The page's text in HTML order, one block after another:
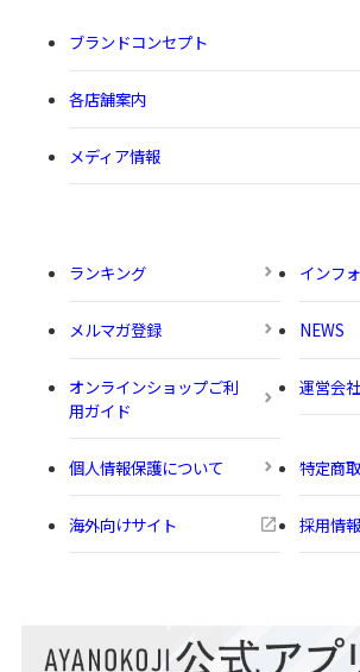
ブランドコンセプト
各店舗案内
メディア情報
ランキング インフ
メルマガ登録 NEWS
オンラインショップご利
用ガイド
運営会社
個人情報保護について 特定商
海外向けサイト 採用情報